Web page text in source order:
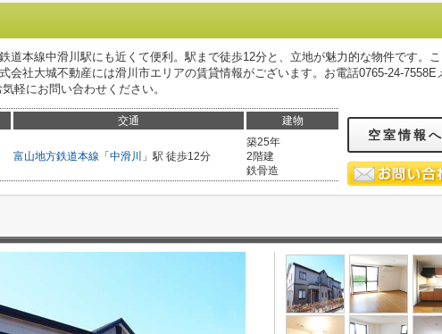
道本線中滑川駅にも近くて便利。駅まで徒歩12分と、立地が魅力的な物件です。
会社大城不動産には滑川市エリアの賃貸情報がございます。お電話0765-24-7558E
軽にお問い合わせください。
交通 建物
富山地方鉄道本線 「 中滑川 」駅 徒歩12分
築25年
2階建
鉄骨造
空室情報へ